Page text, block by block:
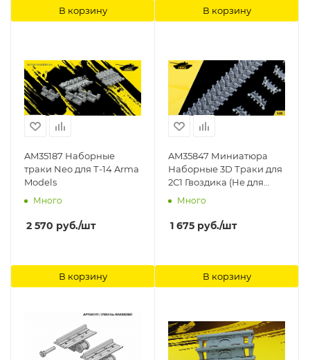
В корзину В корзину
AM35187 Наборные
траки Neo для Т-14 Arma
Models
Много
2 570 руб./шт
В корзину
AM35847 Миниатюра
Наборные 3D Траки для
2С1 Гвоздика (Не для
свободной продажи)
Много
1 675 руб./шт
В корзину